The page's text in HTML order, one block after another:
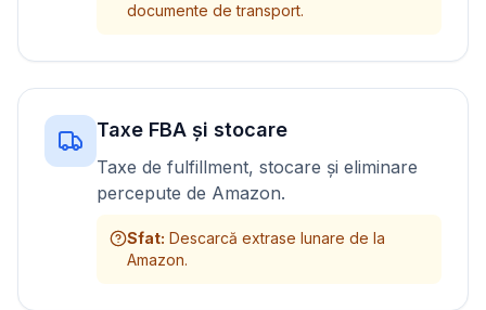
documente de transport.
Taxe FBA și stocare
Taxe de fulfillment, stocare și eliminare
percepute de Amazon.
Sfat: Descarcă extrase lunare de la
Amazon.